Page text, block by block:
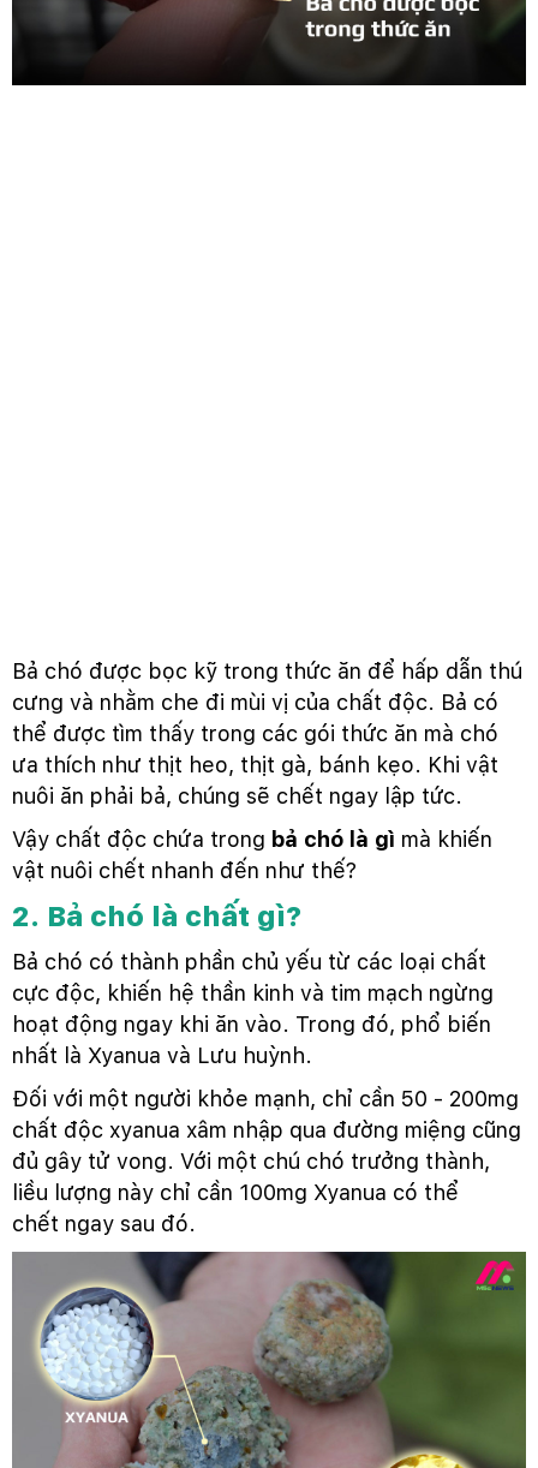
Bả chó được bọc kỹ trong thức ăn để hấp dẫn thú
cưng và nhằm che đi mùi vị của chất độc. Bả có
thể được tìm thấy trong các gói thức ăn mà chó
ưa thích như thịt heo, thịt gà, bánh kẹo. Khi vật
nuôi ăn phải bả, chúng sẽ chết ngay lập tức.
Vậy chất độc chứa trong bả chó là gì mà khiến
vật nuôi chết nhanh đến như thế?
2. Bả chó là chất gì?
Bả chó có thành phần chủ yếu từ các loại chất
cực độc, khiến hệ thần kinh và tim mạch ngừng
hoạt động ngay khi ăn vào. Trong đó, phổ biến
nhất là Xyanua và Lưu huỳnh.
Đối với một người khỏe mạnh, chỉ cần 50 - 200mg
chất độc xyanua xâm nhập qua đường miệng cũng
đủ gây tử vong. Với một chú chó trưởng thành,
liều lượng này chỉ cần 100mg Xyanua có thể
chết ngay sau đó.